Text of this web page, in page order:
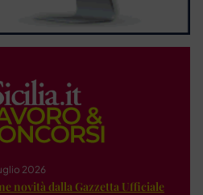
2026
novità dalla Gazzetta Ufficiale